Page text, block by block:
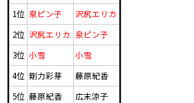
1位 泉ピン子
沢尻エリカ
2位 沢尻エリカ 泉ピン子
3位 小雪
小雪
4位 剛力彩芽
藤原紀香
5位 藤原紀香 広末涼子